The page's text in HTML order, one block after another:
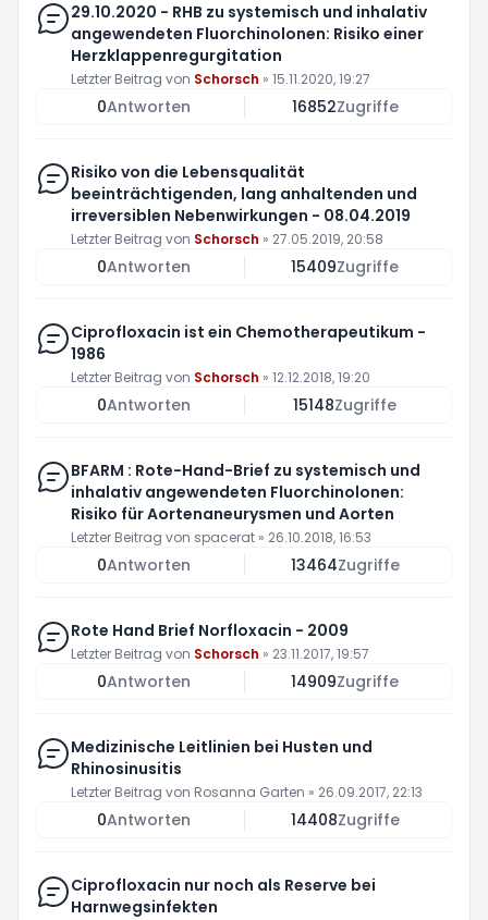
29.10.2020 - RHB zu systemisch und inhalativ
angewendeten Fluorchinolonen: Risiko einer
Herzklappenregurgitation
Letzter Beitrag von Schorsch » 15.11.2020, 19:27
0Antworten 16852Zugriffe
Risiko von die Lebensqualität
beeinträchtigenden, lang anhaltenden und
irreversiblen Nebenwirkungen - 08.04.2019
Letzter Beitrag von Schorsch » 27.05.2019, 20:58
0Antworten 15409Zugriffe
Ciprofloxacin ist ein Chemotherapeutikum -
1986
Letzter Beitrag von Schorsch » 12.12.2018, 19:20
0Antworten 15148Zugriffe
BFARM : Rote-Hand-Brief zu systemisch und
inhalativ angewendeten Fluorchinolonen:
Risiko für Aortenaneurysmen und Aorten
Letzter Beitrag von spacerat » 26.10.2018, 16:53
0Antworten 13464Zugriffe
Rote Hand Brief Norfloxacin - 2009
Letzter Beitrag von Schorsch » 23.11.2017, 19:57
0Antworten 14909Zugriffe
Medizinische Leitlinien bei Husten und
Rhinosinusitis
Letzter Beitrag von Rosanna Garten » 26.09.2017, 22:13
0Antworten 14408Zugriffe
Ciprofloxacin nur noch als Reserve bei
Harnwegsinfekten